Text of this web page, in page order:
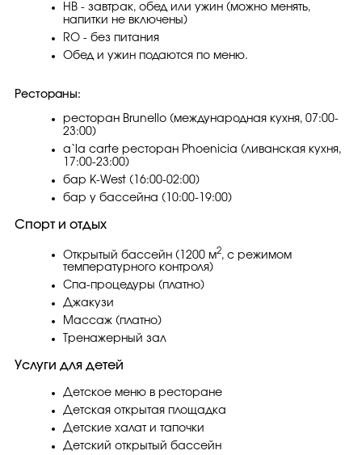
HB - завтрак, обед или ужин (можно менять,
напитки не включены)
RO - без питания
Обед и ужин подаются по меню.
Рестораны:
ресторан Brunello (международная кухня, 07:00-
23:00)
a`la carte ресторан Phoenicia (ливанская кухня,
17:00-23:00)
бар K-West (16:00-02:00)
бар у бассейна (10:00-19:00)
Спорт и отдых
Открытый бассейн (1200 м2, с режимом
температурного контроля)
Спа-процедуры (платно)
Джакузи
Массаж (платно)
Тренажерный зал
Услуги для детей
Детское меню в ресторане
Детская открытая площадка
Детские халат и тапочки
Детский открытый бассейн